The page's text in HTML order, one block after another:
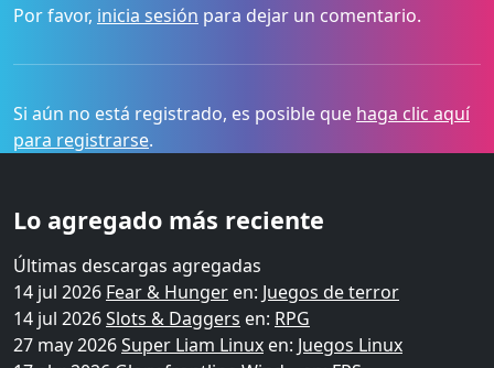
Por favor, inicia sesión para dejar un comentario.
Si aún no está registrado, es posible que haga clic aquí
para registrarse.
Lo agregado más reciente
Últimas descargas agregadas
14 jul 2026 Fear & Hunger en: Juegos de terror
14 jul 2026Slots & Daggers en: RPG
27 may 2026Super Liam Linux en: Juegos Linux